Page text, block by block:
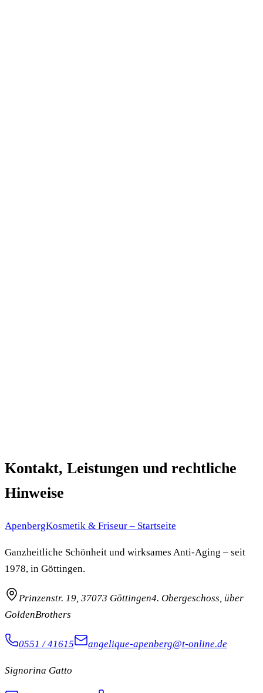
Kontakt, Leistungen und rechtliche
Hinweise
ApenbergKosmetik & Friseur – Startseite
Ganzheitliche Schönheit und wirksames Anti-Aging – seit
1978, in Göttingen.
Prinzenstr. 19, 37073 Göttingen4. Obergeschoss, über
GoldenBrothers
0551 / 41615 angelique-apenberg@t-online.de
Signorina Gatto